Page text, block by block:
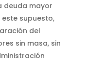
deuda mayor
este supuesto,
del
sin masa, sin